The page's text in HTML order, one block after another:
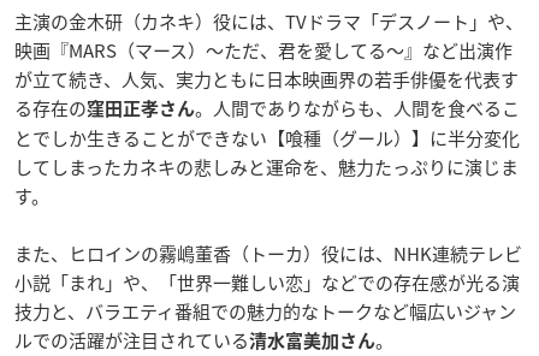
主演の金木研（カネキ）役には、TVドラマ「デスノート」や、
映画『MARS（マース）～ただ、君を愛してる～』など出演作
が立て続き、人気、実力ともに日本映画界の若手俳優を代表す
る存在の窪田正孝さん。人間でありながらも、人間を食べるこ
とでしか生きることができない【喰種（グール）】に半分変化
してしまったカネキの悲しみと運命を、魅力たっぷりに演じま
す。
また、ヒロインの霧嶋董香（トーカ）役には、NHK連続テレビ
小説「まれ」や、「世界一難しい恋」などでの存在感が光る演
技力と、バラエティ番組での魅力的なトークなど幅広いジャン
ルでの活躍が注目されている清水富美加さん。